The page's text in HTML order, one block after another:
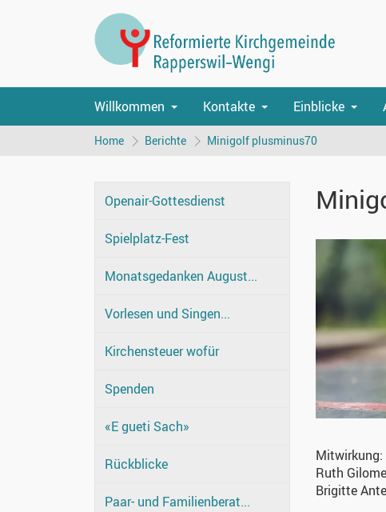
Willkommen Kontakte Einblicke
Home Berichte Minigolf plusminus70
Openair-Gottesdienst
Spielplatz-Fest
Monatsgedanken August...
Vorlesen und Singen...
Kirchensteuer wofür
Spenden
«E gueti Sach»
Rückblicke
Paar- und Familienberat...
Mitwirkung:
Ruth
Brigitte